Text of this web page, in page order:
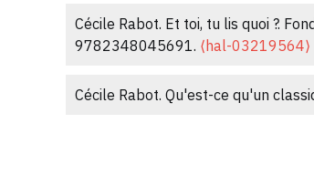
Cécile Rabot. Les Mordus du polar.
Cécile Rabot. L'art du présentoir.
Cécile Rabot. Et toi, tu lis quoi ?.
9782348045691. ⟨hal-03219564⟩
Cécile Rabot. Qu'est-ce qu'un